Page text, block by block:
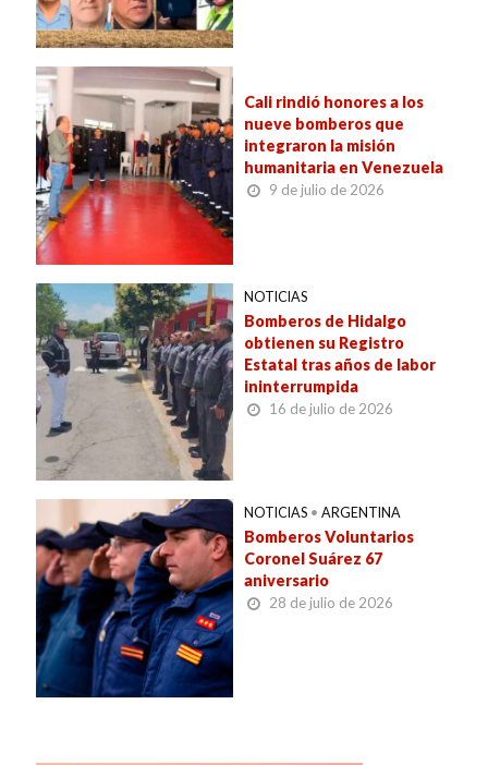
Cali rindió honores a los
nueve bomberos que
integraron la misión
humanitaria en Venezuela
9 de julio de 2026
NOTICIAS
Bomberos de Hidalgo
obtienen su Registro
Estatal tras años de labor
ininterrumpida
16 de julio de 2026
NOTICIAS • ARGENTINA
Bomberos Voluntarios
Coronel Suárez 67
aniversario
28 de julio de 2026